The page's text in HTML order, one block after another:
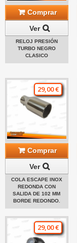
Comprar
Ver
RELOJ PRESIÓN
TURBO NEGRO
CLASICO
29,00 €
Comprar
Ver
COLA ESCAPE INOX
REDONDA CON
SALIDA DE 102 MM
BORDE REDONDO.
29,00 €